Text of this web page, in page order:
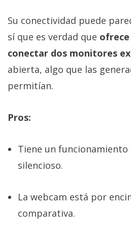
Su conectividad puede
sí que es verdad que
conectar dos monitores
abierta, algo que las
permitían.
Pros:
Tiene un
silencioso.
La webcam está por
comparativa.